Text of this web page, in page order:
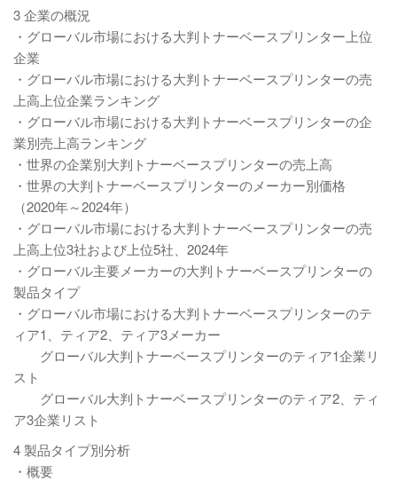
3 企業の概況
・グローバル市場における大判トナーベースプリンター上位
企業
・グローバル市場における大判トナーベースプリンターの売
上高上位企業ランキング
・グローバル市場における大判トナーベースプリンターの企
業別売上高ランキング
・世界の企業別大判トナーベースプリンターの売上高
・世界の大判トナーベースプリンターのメーカー別価格
（2020年～2024年）
・グローバル市場における大判トナーベースプリンターの売
上高上位3社および上位5社、2024年
・グローバル主要メーカーの大判トナーベースプリンターの
製品タイプ
・グローバル市場における大判トナーベースプリンターのテ
ィア1、ティア2、ティア3メーカー
グローバル大判トナーベースプリンターのティア1企業リ
スト
グローバル大判トナーベースプリンターのティア2、ティ
ア3企業リスト
4 製品タイプ別分析
・概要